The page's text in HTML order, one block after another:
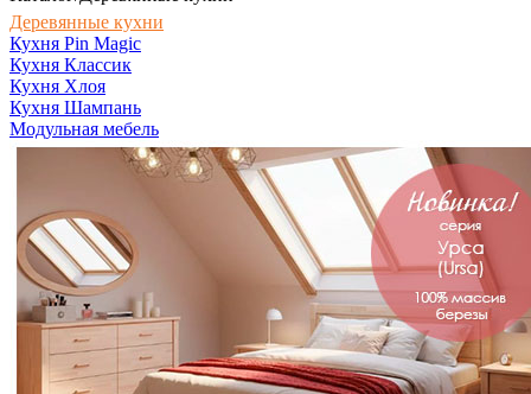
Деревянные кухни
Кухня Pin Magic
Кухня Классик
Кухня Хлоя
Кухня Шампань
Модульная мебель